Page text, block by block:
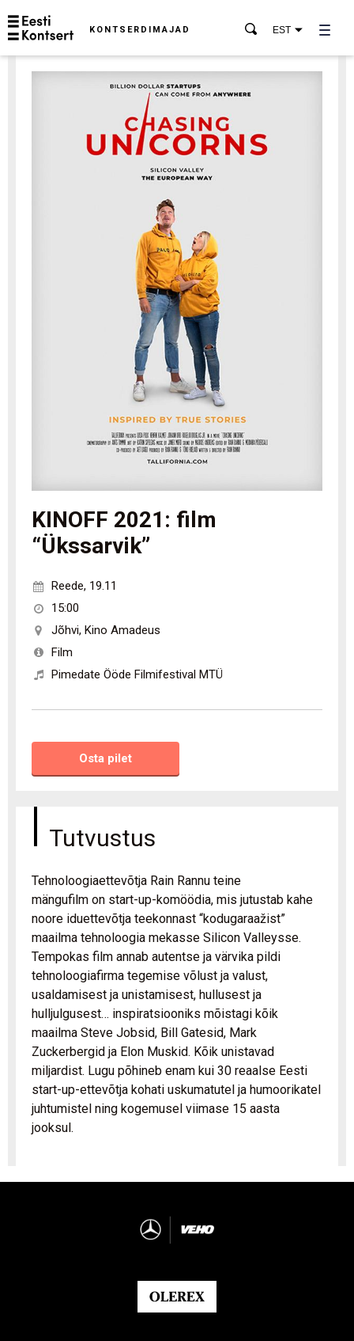
KONTSERDIMAJAD EST
KINOFF 2021: film
“Ükssarvik”
Reede, 19.11
15:00
Jõhvi, Kino Amadeus
Film
Pimedate Ööde Filmifestival MTÜ
Osta pilet
Tutvustus
Tehnoloogiaettevõtja Rain Rannu teine
mängufilm on start-up-komöödia, mis jutustab kahe
noore iduettevõtja teekonnast “kodugaraažist”
maailma tehnoloogia mekasse Silicon Valleysse.
Tempokas film annab autentse ja värvika pildi
tehnoloogiafirma tegemise võlust ja valust,
usaldamisest ja unistamisest, hullusest ja
hulljulgusest… inspiratsiooniks mõistagi kõik
maailma Steve Jobsid, Bill Gatesid, Mark
Zuckerbergid ja Elon Muskid. Kõik unistavad
miljardist. Lugu põhineb enam kui 30 reaalse Eesti
start-up-ettevõtja kohati uskumatutel ja humoorikatel
juhtumistel ning kogemusel viimase 15 aasta
jooksul.